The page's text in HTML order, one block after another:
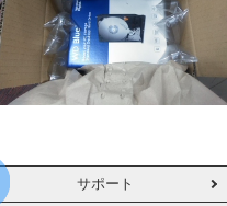
サポート